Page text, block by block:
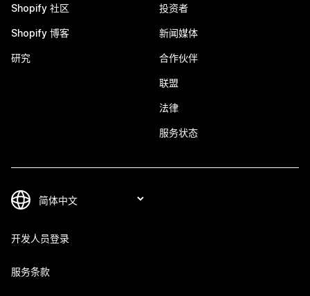
Shopify 社区
Shopify 博客
研究
投资者
新闻媒体
合作伙伴
联盟
法律
服务状态
开发人员登录
服务条款